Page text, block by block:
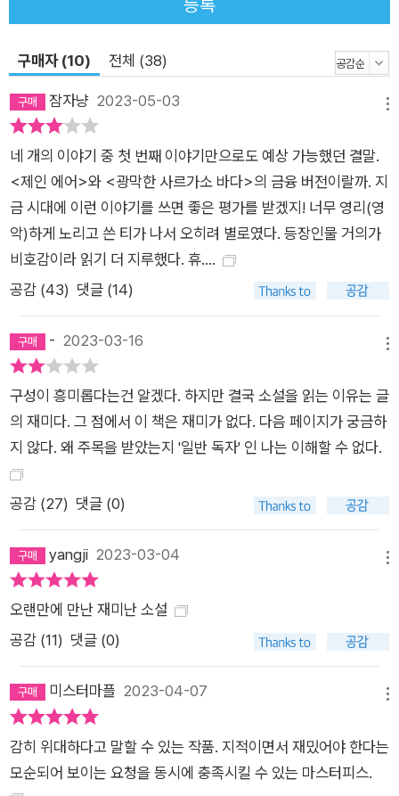
집으로 초대해 작은 음악회를 여는 등 예술계의 후원자로 활동한
의 삶에도 비극의 그림자가 드리우기 시작한다. ‘채권’에 뒤이은
쳐진다. 앤드루 베벨, 즉 ‘채권’에 등장한 벤저민 래스크의 실제
모델인 인물이 자신의 삶과 일, 아내 밀드레드와의 결혼생활에 대
해 직접 이야기를 한 것이다. 앤드루 베벨은 자신의 삶에 대한 소
문과 허구에 반박하고자 이 자서전을 쓰게 되었다고 밝히며 “개
인의 이득은 국가의 선과 일체를 이루어야 한다”는 선조의 가르
침을 토대로 자신이 개인적 성취를 이룬 동시에 국가의 발전에 기
여했다는 주장을 펼친다. 불완전한 문장과 개요, 지시사항 등이
군데군데 남아 있는 이 자서전에서 앤드루의 아내 밀드레드는 예
술을 사랑하고 꽃꽂이를 좋아하는, 연약한 천성을 가진 섬세하고
가정적인 인물로 그려진다. 이어지는 세번째 챕터 ‘회고록을 기억
하며’는 아이다 파르텐자라는 작가가 쓴 글로, 그녀는 젊은 시절
앤드루 베벨의 비서이자 자서전 대필 작가로 일했던 경험을 회고
록으로 풀어내며 그녀의 시각에서 본 베벨 부부의 모습을 펼쳐 보
인다. 그리고 마지막 네번째 챕터 ‘선물’에서 그동안 다른 사람들
의 시선으로만 그려졌던 인물 밀드레드 베벨이 직접 쓴 일기가 등
장해 독자에게 놀라운 반전을 선사한다. 소설 속의 소설, 자서전,
회고록, 일기. 당신은 어떤 이야기를 신뢰하겠는가? 20세기 초
월 스트리트의 거물을 주인공으로 한 소설, 그 실제 모델이 소설
의 내용을 반박하기 위해 쓴 자서전, 그 자서전을 대필한 작가의
회고록, 그리고 마지막으로 앞의 세 글에서 계속 타인의 관점으로
만 서술될 뿐 한 번도 자기 목소리를 내지 못한 아내 밀드레드 베
형식의 글로 변주하며 각각의 이야기에 걸맞은 문체와 분위기를
완벽하게 구현해낸다. 소설 ‘채권’은 마치 이디스 워턴이나 피츠
전에서는 스스로가 얼마나 큰 부와 권력을 가지고 있는지를 정확
히 알고 있는 남자의 자신감 넘치는 목소리가 생생히 들리는 듯하
등록
구매자 (10) 전체 (38)
잠자냥 2023-05-03
네 개의 이야기 중 첫 번째 이야기만으로도 예상 가능했던 결말.
<제인 에어>와 <광막한 사르가소 바다>의 금융 버전이랄까. 지
금 시대에 이런 이야기를 쓰면 좋은 평가를 받겠지! 너무 영리(영
악)하게 노리고 쓴 티가 나서 오히려 별로였다. 등장인물 거의가
비호감이라 읽기 더 지루했다. 휴….
공감 (43) 댓글 (14)
- 2023-03-16
구성이 흥미롭다는건 알겠다. 하지만 결국 소설을 읽는 이유는 글
의 재미다. 그 점에서 이 책은 재미가 없다. 다음 페이지가 궁금하
지 않다. 왜 주목을 받았는지 '일반 독자' 인 나는 이해할 수 없다.
공감 (27) 댓글 (0)
yangji 2023-03-04
오랜만에 만난 재미난 소설
공감 (11) 댓글 (0)
미스터마플 2023-04-07
감히 위대하다고 말할 수 있는 작품. 지적이면서 재밌어야 한다는
모순되어 보이는 요청을 동시에 충족시킬 수 있는 마스터피스.